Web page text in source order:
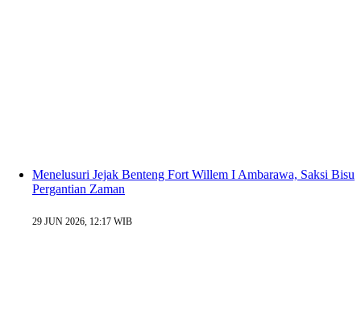
Menelusuri Jejak Benteng Fort Willem I Ambarawa, Saksi Bisu
Pergantian Zaman
29 JUN 2026, 12:17 WIB